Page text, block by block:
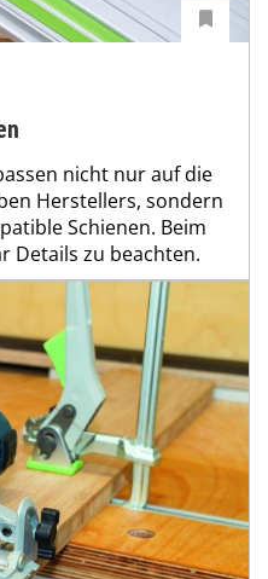
nicht nur auf die
Herstellers, sondern
Schienen. Beim
Details zu beachten.